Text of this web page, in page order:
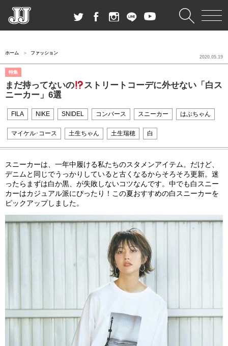
ホーム ファッション
特集
まだ持ってないの
ストリートコーデに外せない「白ス
ニーカー」6選
2020.05.19
FILA NIKE SNIDEL コンバース スニーカー はぶちゃん
マイケル･コース 土生ちゃん 土生瑞穂 白
スニーカーは、一年中履ける私たちのスタメンアイテム。だけど、
デニムと同じでうっかりしていると古くなるからそろそろ更新。迷
ったらまずは白か黒、が失敗しないコツなんです。中でも白スニー
カーはカジュアル派にぴったり！この夏おすすめの白スニーカーを
ピックアップしました。